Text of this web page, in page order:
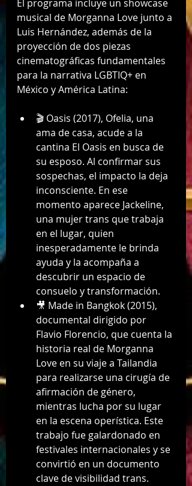
El programa incluye un showcase
musical de Morganna Love junto a
Luis Hernández, además de la
proyección de dos piezas
cinematográficas fundamentales
para la narrativa LGBTIQ+ en
México y América Latina:
🎬 Oasis (2017), Ofelia, una
ama de casa, acude a la
cantina El Oasis en busca de
su esposo. Al confirmar sus
sospechas, el impacto la deja
inconsciente. En ese
momento aparece Jackeline,
una mujer trans que trabaja
en el lugar, quien
inesperadamente le brinda
ayuda y la acompaña a
descubrir un espacio de
consuelo y transformación.
🎥 Made in Bangkok (2015),
documental dirigido por
Flavio Florencio, que cuenta la
historia real de Morganna
Love en su viaje a Tailandia
para realizarse una cirugía de
afirmación de género,
mientras lucha por su lugar
en la escena operística. Este
trabajo fue galardonado en
festivales internacionales y se
convirtió en un documento
clave de visibilidad trans.